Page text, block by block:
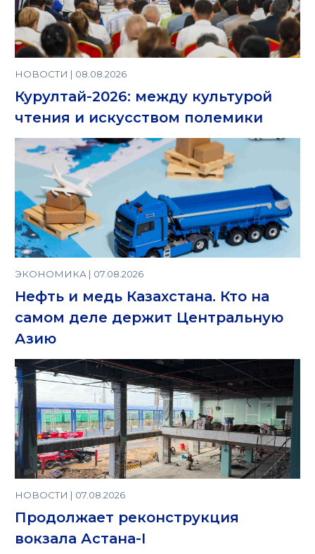
НОВОСТИ | 08.08.2026
Курултай-2026: между культурой
чтения и искусством полемики
ЭКОНОМИКА | 07.08.2026
Нефть и медь Казахстана. Кто на
самом деле держит Центральную
Азию
НОВОСТИ | 07.08.2026
Продолжает реконструкция
вокзала Астана-I